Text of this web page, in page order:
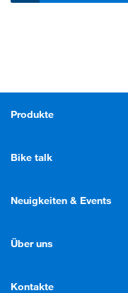
Produkte
Bike talk
Neuigkeiten & Events
Über uns
Kontakte